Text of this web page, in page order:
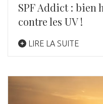
SPF Addict : bien
contre les UV !
LIRE LA SUITE